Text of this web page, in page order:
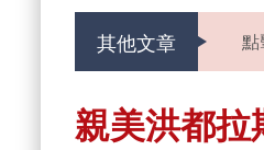
其他文章 點
親美洪都拉